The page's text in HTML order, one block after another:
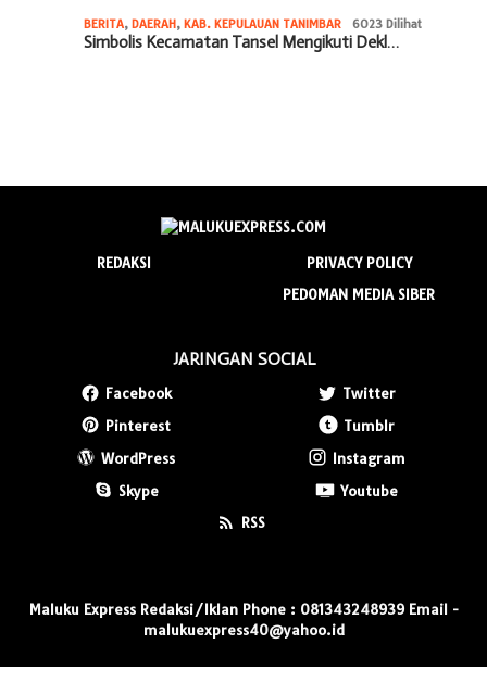
BERITA, DAERAH, KAB. KEPULAUAN TANIMBAR 6023 Dilihat
Simbolis Kecamatan Tansel Mengikuti Dekl…
REDAKSI
PRIVACY POLICY
PEDOMAN MEDIA SIBER
JARINGAN SOCIAL
Facebook
Twitter
Pinterest
Tumblr
WordPress
Instagram
Skype
Youtube
RSS
Maluku Express Redaksi/Iklan Phone : 081343248939 Email -
malukuexpress40@yahoo.id